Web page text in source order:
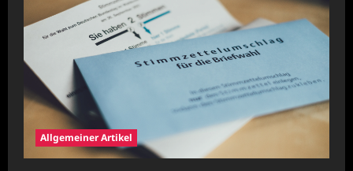
Allgemeiner Artikel